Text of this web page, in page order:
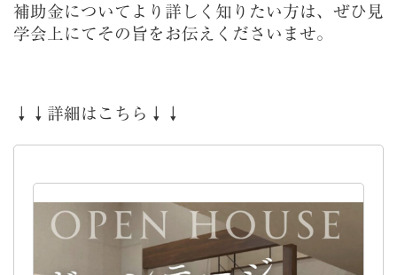
補助金についてより詳しく知りたい方は、ぜひ見
学会上にてその旨をお伝えくださいませ。
↓↓詳細はこちら↓↓